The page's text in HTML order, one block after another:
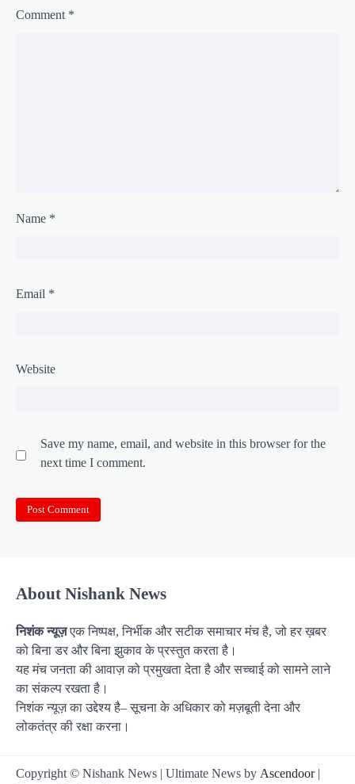
Comment *
Name *
Email *
Website
Save my name, email, and website in this browser for the
next time I comment.
About Nishank News
निशंक न्यूज़एक निष्पक्ष, निर्भीक और सटीक समाचार मंच है, जो हर ख़बर
को बिना डर और बिना झुकाव के प्रस्तुत करता है।
यह मंच जनता की आवाज़ को प्रमुखता देता है और सच्चाई को सामने लाने
का संकल्प रखता है।
निशंक न्यूज़ का उद्देश्य है– सूचना के अधिकार को मज़बूती देना और
लोकतंत्र की रक्षा करना।
Copyright © Nishank News | Ultimate News by Ascendoor|